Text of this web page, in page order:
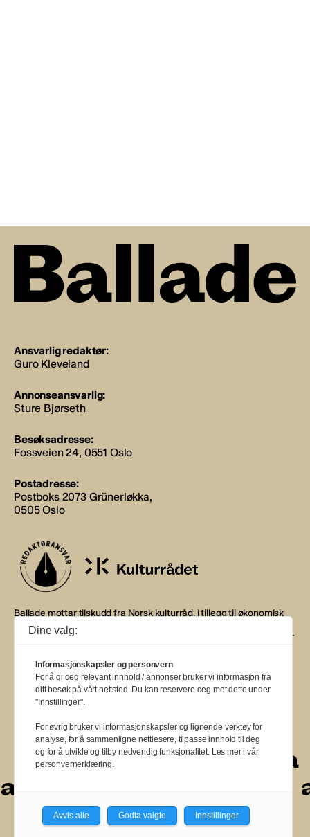
Ansvarlig redaktør:
Guro Kleveland
Annonseansvarlig:
Sture Bjørseth
Besøksadresse:
Fossveien 24, 0551 Oslo
Postadresse:
Postboks 2073 Grünerløkka,
0505 Oslo
Ballade mottar tilskudd fra Norsk kulturråd, i tillegg til økonomisk
støtte fra eierne NOPA, Norsk komponistforening og
Musikkforleggerne. Ballade drives etter Redaktør- og Vær Varsom-
BALLADE — NORGES MUSIKKMAGASIN
aa
aa
a
a
Dine valg:
Informasjonskapsler og personvern
For å gi deg relevant innhold / annonser bruker vi informasjon fra
ditt besøk på vårt nettsted. Du kan reservere deg mot dette under
"Innstillinger".
For øvrig bruker vi informasjonskapsler og lignende verktøy for
analyse, for å sammenligne nettlesere, tilpasse innhold til deg
og for å utvikle og tilby nødvendig funksjonalitet. Les mer i vår
personvernerklæring.
Avvis alle Godta valgte Innstillinger